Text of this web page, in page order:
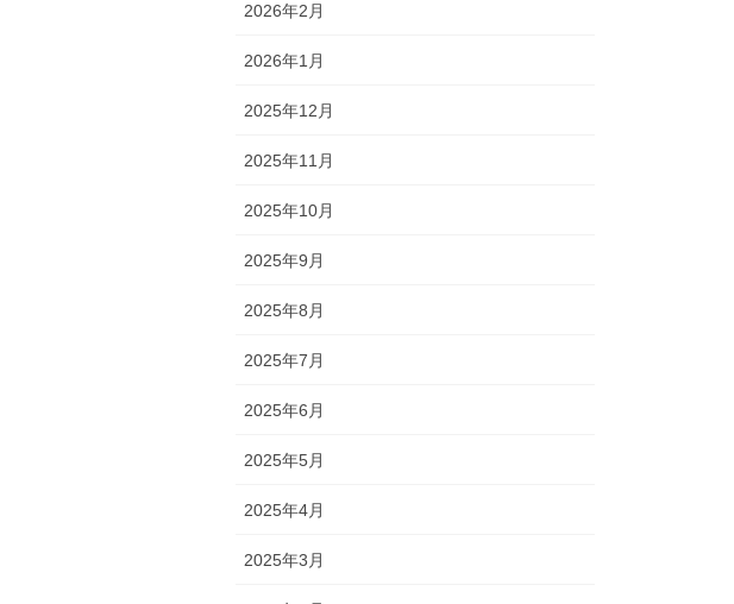
2026年2月
2026年1月
2025年12月
2025年11月
2025年10月
2025年9月
2025年8月
2025年7月
2025年6月
2025年5月
2025年4月
2025年3月